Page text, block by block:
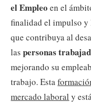
el Empleo en el
finalidad el impulso
que contribuya al
laspersonas
mejorando su
trabajo. Esta
mercado laboral y